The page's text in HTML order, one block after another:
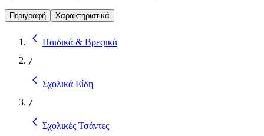
Περιγραφή Χαρακτηριστικά
Παιδικά & Βρεφικά
/
Σχολικά Είδη
/
Σχολικές Τσάντες